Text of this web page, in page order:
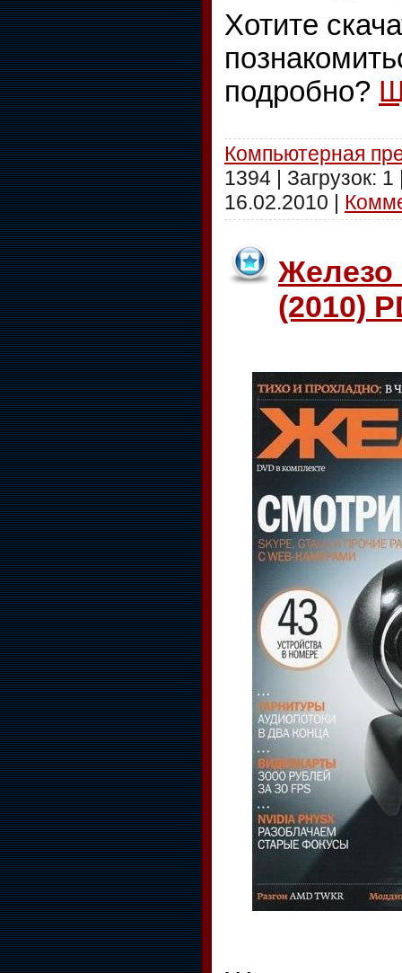
Хотите
подробно?
Компьютерная
1394 | Загрузок:
16.02.2010
(2010)